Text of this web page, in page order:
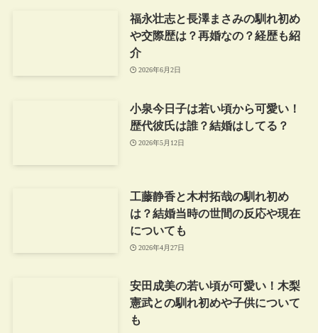
福永壮志と長澤まさみの馴れ初め
や交際歴は？再婚なの？経歴も紹
介
2026年6月2日
小泉今日子は若い頃から可愛い！
歴代彼氏は誰？結婚はしてる？
2026年5月12日
工藤静香と木村拓哉の馴れ初め
は？結婚当時の世間の反応や現在
についても
2026年4月27日
安田成美の若い頃が可愛い！木梨
憲武との馴れ初めや子供について
も